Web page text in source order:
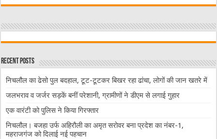
Recent Posts
निचलौल का ढेसो पुल बदहाल, टूट-टूटकर बिखर रहा ढांचा, लोगों की जान खतरे में
जलभराव व जर्जर सड़कें बनीं परेशानी, ग्रामीणों ने डीएम से लगाई गुहार
एक वारंटी को पुलिस ने किया गिरफ्तार
निचलौल। बजहा उर्फ अहिरौली का अमृत सरोवर बना प्रदेश का नंबर-1,
महराजगंज को दिलाई नई पहचान